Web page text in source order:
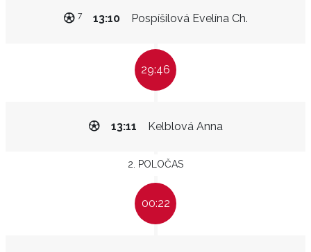
Pospíšilová Evelína Ch.
13:10
7
29:46
Kelblová Anna
13:11
2. POLOČAS
00:22